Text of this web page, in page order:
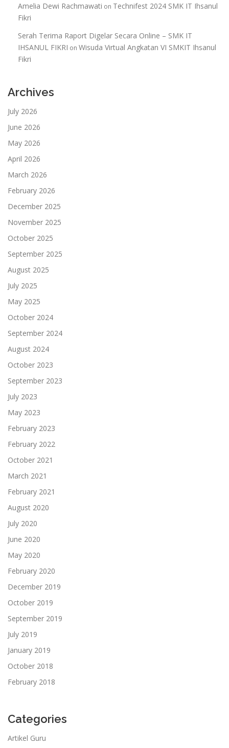
Amelia Dewi Rachmawati on Technifest 2024 SMK IT Ihsanul
Fikri
Serah Terima Raport Digelar Secara Online – SMK IT
IHSANUL FIKRI on Wisuda Virtual Angkatan VI SMKIT Ihsanul
Fikri
Archives
July 2026
June 2026
May 2026
April 2026
March 2026
February 2026
December 2025
November 2025
October 2025
September 2025
August 2025
July 2025
May 2025
October 2024
September 2024
August 2024
October 2023
September 2023
July 2023
May 2023
February 2023
February 2022
October 2021
March 2021
February 2021
August 2020
July 2020
June 2020
May 2020
February 2020
December 2019
October 2019
September 2019
July 2019
January 2019
October 2018
February 2018
Categories
Artikel Guru